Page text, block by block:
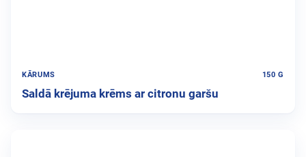
KĀRUMS 150 G
Saldā krējuma krēms ar citronu garšu